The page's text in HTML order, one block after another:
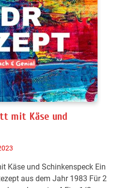
mit Käse und
Käse und Schinkenspeck Ein
aus dem Jahr 1983 Für 2